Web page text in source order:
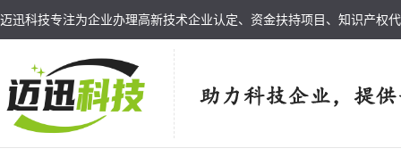
迈迅科技专注为企业办理高新技术企业认定、资金扶持项目、知识产权